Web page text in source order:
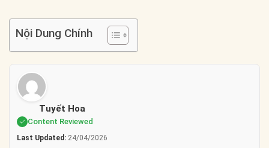
Nội Dung Chính
Tuyết Hoa
Content Reviewed
Last Updated: 24/04/2026